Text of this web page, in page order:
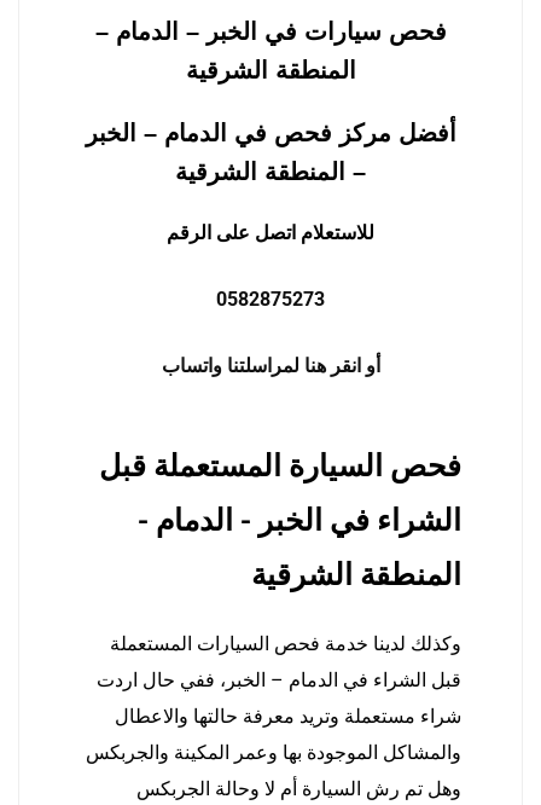
فحص سيارات في الخبر – الدمام –
المنطقة الشرقية
أفضل مركز فحص في الدمام – الخبر
– المنطقة الشرقية
للاستعلام اتصل على الرقم
0582875273
أو انقر هنا لمراسلتنا واتساب
فحص السيارة المستعملة قبل
الشراء في الخبر - الدمام -
المنطقة الشرقية
وكذلك لدينا خدمة فحص السيارات المستعملة
قبل الشراء في الدمام – الخبر، ففي حال اردت
شراء مستعملة وتريد معرفة حالتها والاعطال
والمشاكل الموجودة بها وعمر المكينة والجربكس
وهل تم رش السيارة أم لا وحالة الجربكس